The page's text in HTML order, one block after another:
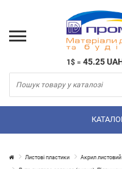
1$ = 45.25
Листові пластики Акрил листовий